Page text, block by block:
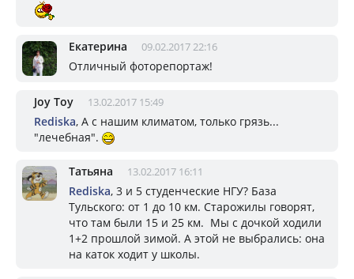
Екатерина 09.02.2017 22:16
Отличный фоторепортаж!
Joy Toy 13.02.2017 15:49
Rediska, А с нашим климатом, только грязь...
"лечебная".
Татьяна 13.02.2017 16:11
Rediska, 3 и 5 студенческие НГУ? База
Тульского: от 1 до 10 км. Старожилы говорят,
что там были 15 и 25 км. Мы с дочкой ходили
1+2 прошлой зимой. А этой не выбрались: она
на каток ходит у школы.